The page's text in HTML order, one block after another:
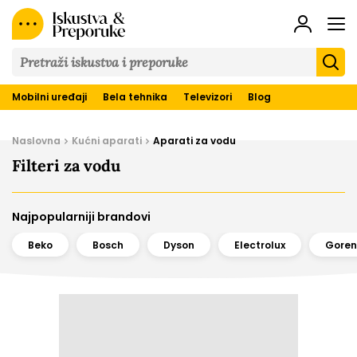
&
Preporuke
Mobilni uređaji Bela tehnika Televizori Blog
Naslovna Kućni aparati Aparati za vodu
Filteri za vodu
Najpopularniji brandovi
Beko Bosch Dyson Electrolux